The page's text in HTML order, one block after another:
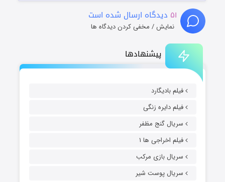
پیشنهادها
فیلم بادیگارد
فیلم دایره زنگی
سریال گنج مظفر
فیلم اخراجی ها ۱
سریال بازی مرکب
سریال پوست شیر
۵۱ دیدگاه ارسال شده است
نمایش / مخفی کردن دیدگاه ها